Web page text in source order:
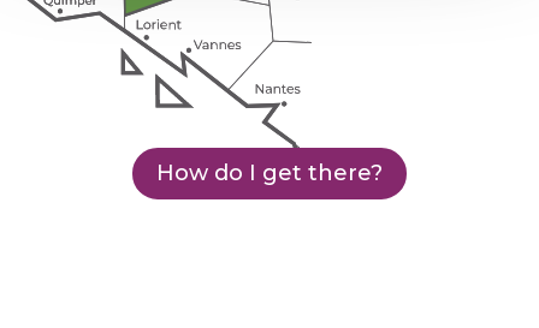
How do I get there?